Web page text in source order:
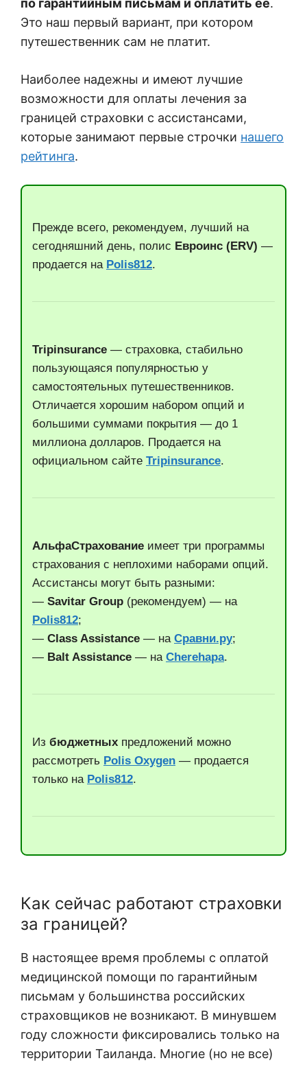
по гарантийным письмам и оплатить её.
Это наш первый вариант, при котором
путешественник сам не платит.
Наиболее надежны и имеют лучшие
возможности для оплаты лечения за
границей страховки с ассистансами,
которые занимают первые строчки нашего
рейтинга.
Прежде всего, рекомендуем, лучший на
сегодняшний день, полис Евроинс (ERV) —
продается на Polis812.
Tripinsurance — страховка, стабильно
пользующаяся популярностью у
самостоятельных путешественников.
Отличается хорошим набором опций и
большими суммами покрытия — до 1
миллиона долларов. Продается на
официальном сайте Tripinsurance.
АльфаСтрахование имеет три программы
страхования с неплохими наборами опций.
Ассистансы могут быть разными:
— Savitar Group (рекомендуем) — на
Polis812;
— Class Assistance — на Сравни.ру;
— Balt Assistance — на Cherehapa.
Из бюджетных предложений можно
рассмотреть Polis Oxygen — продается
только на Polis812.
Как сейчас работают страховки
за границей?
В настоящее время проблемы с оплатой
медицинской помощи по гарантийным
письмам у большинства российских
страховщиков не возникают. В минувшем
году сложности фиксировались только на
территории Таиланда. Многие (но не все)